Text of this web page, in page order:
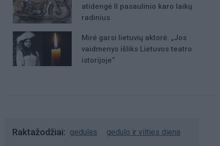
atidengė II pasaulinio karo laikų
radinius
Mirė garsi lietuvių aktorė: „Jos
vaidmenys išliks Lietuvos teatro
istorijoje“
Raktažodžiai gedulas gedulo ir vilties diena